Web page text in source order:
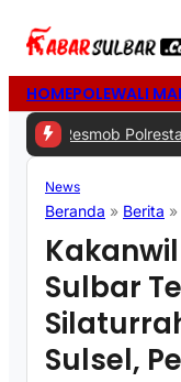
HOMEPOLEWALI
Polresta Mamuju
News
Beranda » Berita »
Sulbar
Sulsel,